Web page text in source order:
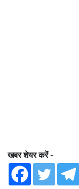
खबर शेयर करें -